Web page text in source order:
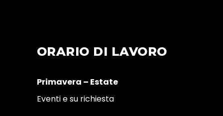
ORARIO DI LAVORO
Primavera – Estate
Eventi e su richiesta